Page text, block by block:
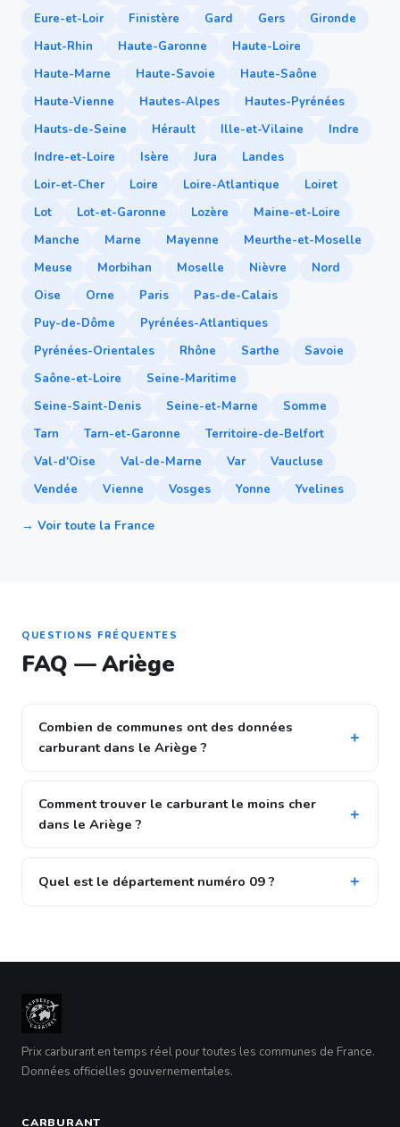
Eure-et-Loir
Finistère Gard Gers
Gironde
Haut-Rhin
Haute-Garonne
Haute-Loire
Haute-Marne
Haute-Savoie
Haute-Saône
Haute-Vienne
Hautes-Alpes
Hautes-Pyrénées
Hauts-de-Seine
Hérault Ille-et-Vilaine
Indre
Indre-et-Loire
Isère Jura
Landes
Loir-et-Cher
Loire Loire-Atlantique
Loiret
Lot
Lot-et-Garonne Lozère
Maine-et-Loire
Manche
Marne Mayenne
Meurthe-et-Moselle
Meuse
Morbihan Moselle Nièvre
Nord
Oise
Orne Paris
Pas-de-Calais
Puy-de-Dôme
Pyrénées-Atlantiques
Pyrénées-Orientales
Rhône Sarthe
Savoie
Saône-et-Loire
Seine-Maritime
Seine-Saint-Denis
Seine-et-Marne
Somme
Tarn
Tarn-et-Garonne
Territoire-de-Belfort
Val-d'Oise
Val-de-Marne Var
Vaucluse
Vendée
Vienne Vosges Yonne Yvelines
→ Voir toute la France
QUESTIONS FRÉQUENTES
FAQ — Ariège
Combien de communes ont des données
carburant dans le Ariège ?
Comment trouver le carburant le moins cher
dans le Ariège ?
Quel est le département numéro 09 ?
Prix carburant en temps réel pour toutes les communes de France.
Données officielles gouvernementales.
CARBURANT